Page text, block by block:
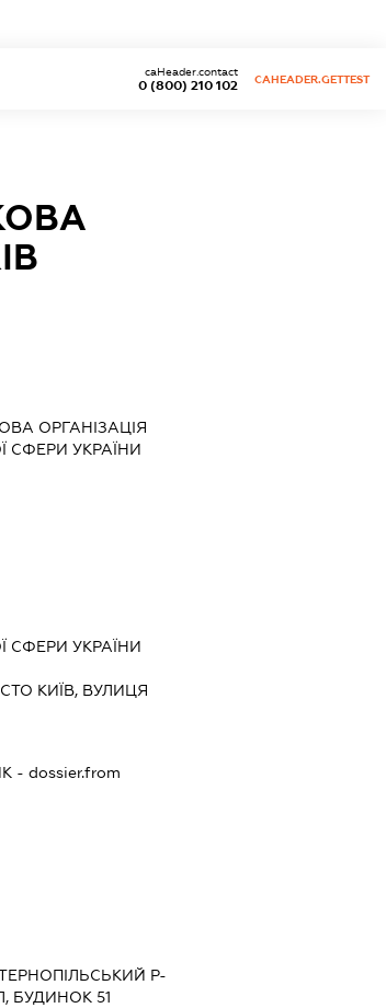
0 (800) 210 102
caHeader.contact
CAHEADER.GETTEST
ОРГАНІЗАЦІЯ
СФЕРИ УКРАЇНИ
СФЕРИ УКРАЇНИ
КИЇВ, ВУЛИЦЯ
- dossier.from
Р-
БУДИНОК 51